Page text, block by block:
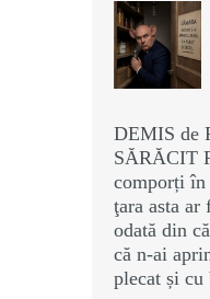
DEMIS de
SĂRĂCIT
comporți în
ţara asta ar
odată din
că n-ai
plecat și cu